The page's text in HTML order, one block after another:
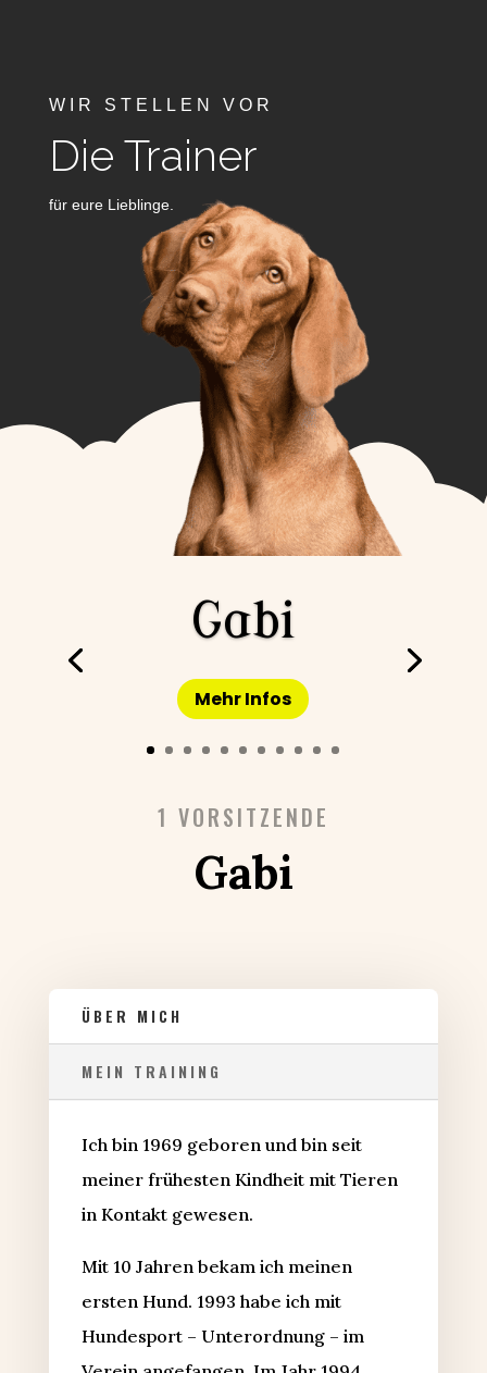
WIR STELLEN VOR
Die Trainer
für eure Lieblinge.
Gabi
Mehr Infos
1 VORSITZENDE
Gabi
ÜBER MICH
MEIN TRAINING
Ich bin 1969 geboren und bin seit
meiner frühesten Kindheit mit Tieren
in Kontakt gewesen.
Mit 10 Jahren bekam ich meinen
ersten Hund. 1993 habe ich mit
Hundesport – Unterordnung – im